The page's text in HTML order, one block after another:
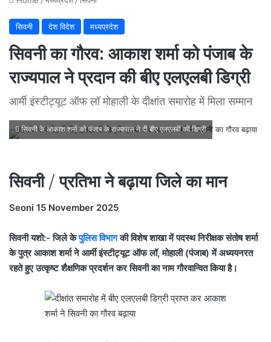
सिवनी देश विदेश मध्यप्रदेश
सिवनी का गौरव: आकाश शर्मा को पंजाब के
राज्यपाल ने प्रदान की बीए एलएलबी डिग्री
आर्मी इंस्टीट्यूट ऑफ लॉ मोहाली के दीक्षांत समारोह में मिला सम्मान
सिवनी के आकाश शर्मा को पंजाब के राज्यपाल ने दी बीए एलएलबी की डिग्री
सिवनी / प्रतिभा ने बढ़ाया जिले का मान
Seoni 15 November 2025
सिवनी यशो:- जिले केपुलिस विभागकी विशेष शाखा में पदस्थ निरीक्षक संतोष शर्मा
के पुत्र आकाश शर्मा ने आर्मी इंस्टीट्यूट ऑफ लॉ, मोहाली (पंजाब) में अध्ययनरत
रहते हुए उत्कृष्ट शैक्षणिक प्रदर्शन कर सिवनी का नाम गौरवान्वित किया है।